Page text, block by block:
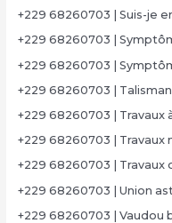
+229 68260703 | Suis-je
+229 68260703 |
+229 68260703 |
+229 68260703 |
+229 68260703 | Travaux
+229 68260703 | Travaux
+229 68260703 | Travaux
+229 68260703 | Union
+229 68260703 | Vaudou